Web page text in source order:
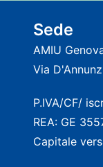
Sede
AMIU
Via
P.IVA/CF/
REA: GE
Capitale